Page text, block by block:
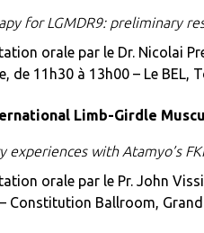
for LGMDR9: preliminary
orale par le Dr. Nicolai
de 11h30 à 13h00 – Le BEL,
Limb-Girdle
experiences with Atamyo’s
orale par le Pr. John
Constitution Ballroom,